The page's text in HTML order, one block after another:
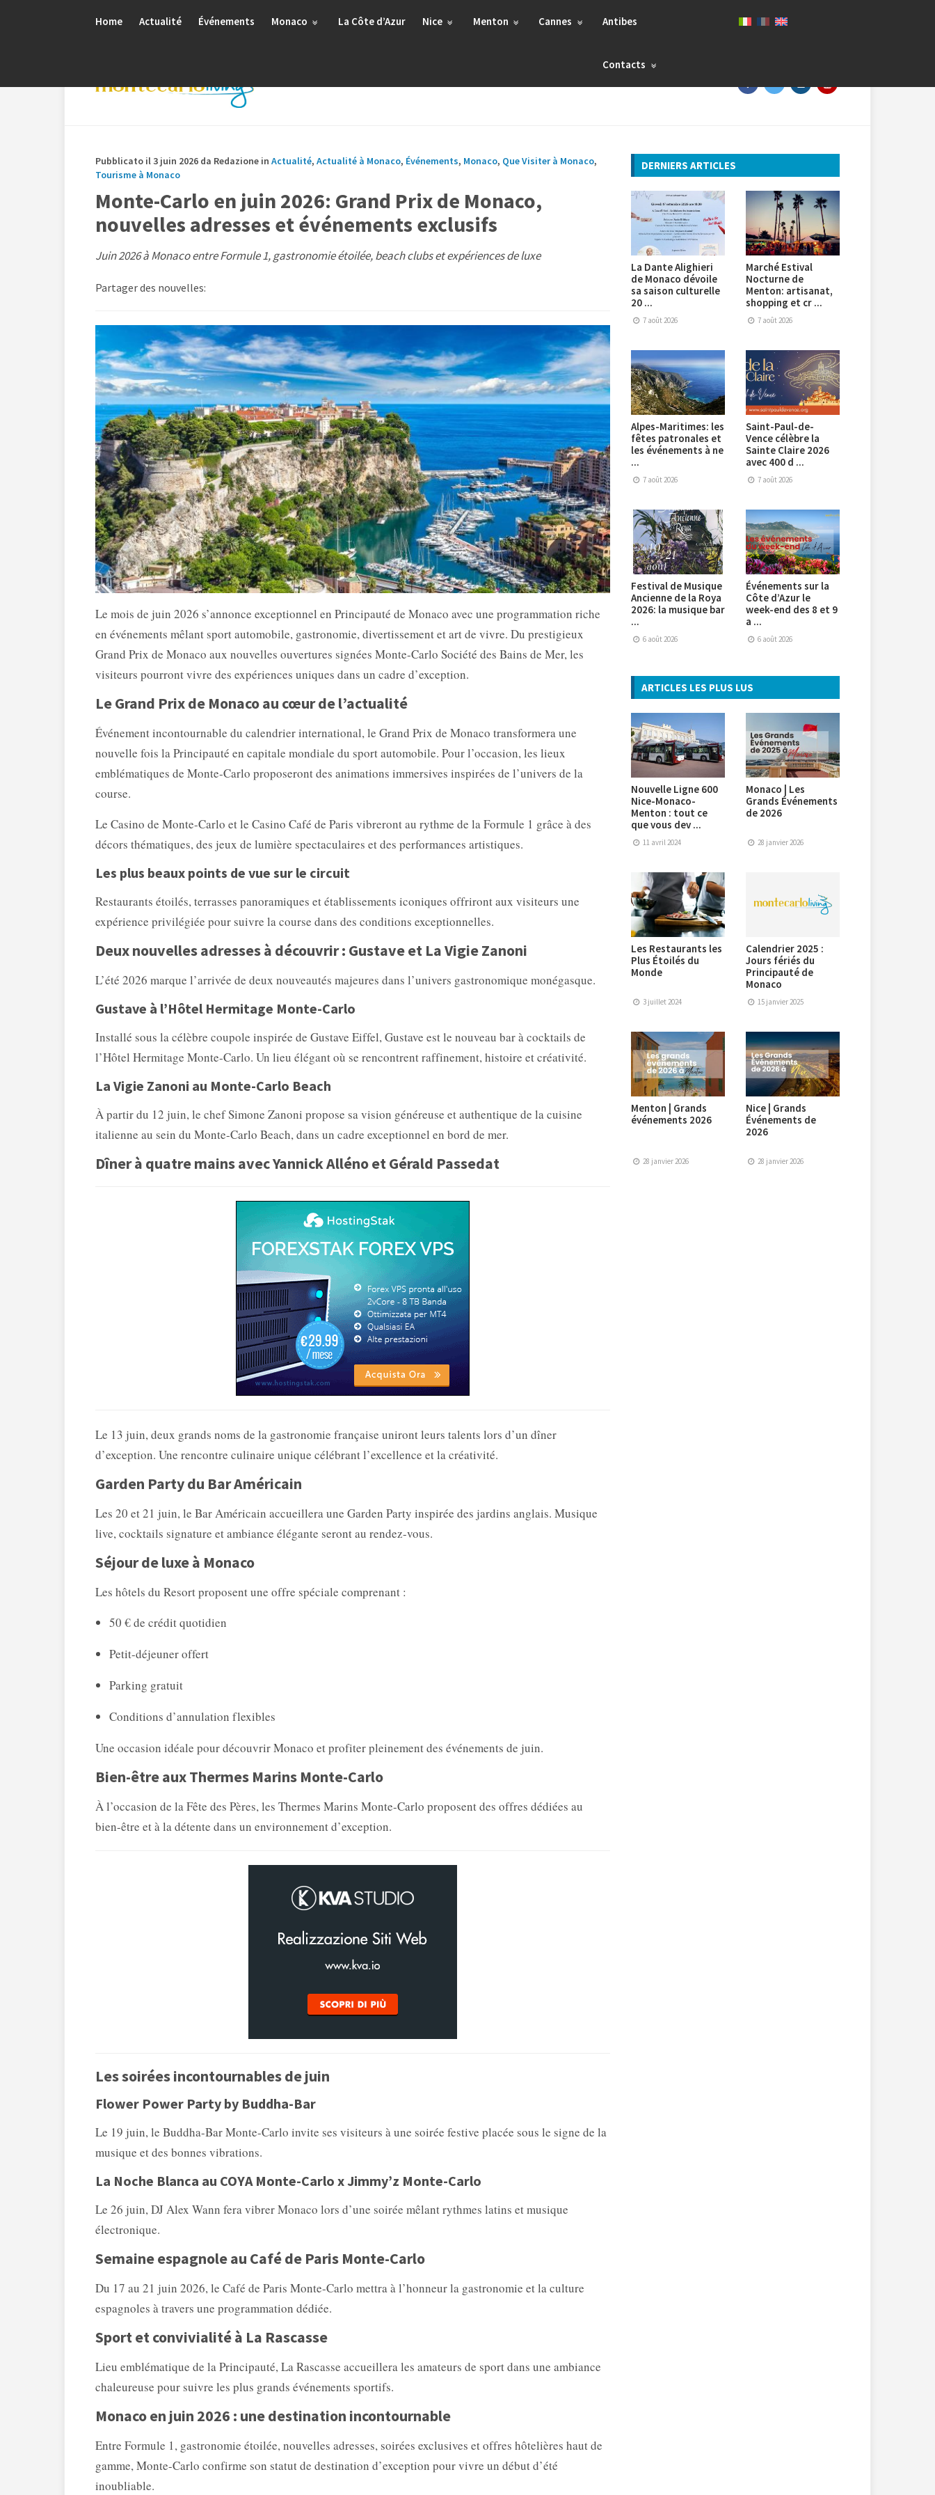
Home Actualité Événements Monaco La Côte d’Azur Nice Menton Cannes Antibes
Contacts
Pubblicato il 3 juin 2026 da Redazione in Actualité, Actualité à Monaco, Événements, Monaco, Que Visiter à Monaco,
Tourisme à Monaco
Monte-Carlo en juin 2026: Grand Prix de Monaco,
nouvelles adresses et événements exclusifs
Juin 2026 à Monaco entre Formule 1, gastronomie étoilée, beach clubs et expériences de luxe
Partager des nouvelles:
Le mois de juin 2026 s’annonce exceptionnel en Principauté de Monaco avec une programmation riche
en événements mêlant sport automobile, gastronomie, divertissement et art de vivre. Du prestigieux
Grand Prix de Monaco aux nouvelles ouvertures signées Monte-Carlo Société des Bains de Mer, les
visiteurs pourront vivre des expériences uniques dans un cadre d’exception.
Le Grand Prix de Monaco au cœur de l’actualité
Événement incontournable du calendrier international, le Grand Prix de Monaco transformera une
nouvelle fois la Principauté en capitale mondiale du sport automobile. Pour l’occasion, les lieux
emblématiques de Monte-Carlo proposeront des animations immersives inspirées de l’univers de la
course.
Le Casino de Monte-Carlo et le Casino Café de Paris vibreront au rythme de la Formule 1 grâce à des
décors thématiques, des jeux de lumière spectaculaires et des performances artistiques.
Les plus beaux points de vue sur le circuit
Restaurants étoilés, terrasses panoramiques et établissements iconiques offriront aux visiteurs une
expérience privilégiée pour suivre la course dans des conditions exceptionnelles.
Deux nouvelles adresses à découvrir : Gustave et La Vigie Zanoni
L’été 2026 marque l’arrivée de deux nouveautés majeures dans l’univers gastronomique monégasque.
Gustave à l’Hôtel Hermitage Monte-Carlo
Installé sous la célèbre coupole inspirée de Gustave Eiffel, Gustave est le nouveau bar à cocktails de
l’Hôtel Hermitage Monte-Carlo. Un lieu élégant où se rencontrent raffinement, histoire et créativité.
La Vigie Zanoni au Monte-Carlo Beach
À partir du 12 juin, le chef Simone Zanoni propose sa vision généreuse et authentique de la cuisine
italienne au sein du Monte-Carlo Beach, dans un cadre exceptionnel en bord de mer.
Dîner à quatre mains avec Yannick Alléno et Gérald Passedat
Le 13 juin, deux grands noms de la gastronomie française uniront leurs talents lors d’un dîner
d’exception. Une rencontre culinaire unique célébrant l’excellence et la créativité.
Garden Party du Bar Américain
Les 20 et 21 juin, le Bar Américain accueillera une Garden Party inspirée des jardins anglais. Musique
live, cocktails signature et ambiance élégante seront au rendez-vous.
Séjour de luxe à Monaco
Les hôtels du Resort proposent une offre spéciale comprenant :
50 € de crédit quotidien
Petit-déjeuner offert
Parking gratuit
Conditions d’annulation flexibles
Une occasion idéale pour découvrir Monaco et profiter pleinement des événements de juin.
Bien-être aux Thermes Marins Monte-Carlo
À l’occasion de la Fête des Pères, les Thermes Marins Monte-Carlo proposent des offres dédiées au
bien-être et à la détente dans un environnement d’exception.
Les soirées incontournables de juin
Flower Power Party by Buddha-Bar
Le 19 juin, le Buddha-Bar Monte-Carlo invite ses visiteurs à une soirée festive placée sous le signe de la
musique et des bonnes vibrations.
La Noche Blanca au COYA Monte-Carlo x Jimmy’z Monte-Carlo
Le 26 juin, DJ Alex Wann fera vibrer Monaco lors d’une soirée mêlant rythmes latins et musique
électronique.
Semaine espagnole au Café de Paris Monte-Carlo
Du 17 au 21 juin 2026, le Café de Paris Monte-Carlo mettra à l’honneur la gastronomie et la culture
espagnoles à travers une programmation dédiée.
Sport et convivialité à La Rascasse
Lieu emblématique de la Principauté, La Rascasse accueillera les amateurs de sport dans une ambiance
chaleureuse pour suivre les plus grands événements sportifs.
Monaco en juin 2026 : une destination incontournable
Entre Formule 1, gastronomie étoilée, nouvelles adresses, soirées exclusives et offres hôtelières haut de
gamme, Monte-Carlo confirme son statut de destination d’exception pour vivre un début d’été
inoubliable.
DERNIERS ARTICLES
La Dante Alighieri
de Monaco dévoile
sa saison culturelle
20 ...
7 août 2026
Marché Estival
Nocturne de
Menton: artisanat,
shopping et cr ...
7 août 2026
Alpes-Maritimes: les
fêtes patronales et
les événements à ne
...
7 août 2026
Saint-Paul-de-
Vence célèbre la
Sainte Claire 2026
avec 400 d ...
7 août 2026
Festival de Musique
Ancienne de la Roya
2026: la musique bar
...
6 août 2026
Événements sur la
Côte d’Azur le
week-end des 8 et 9
a ...
6 août 2026
ARTICLES LES PLUS LUS
Nouvelle Ligne 600
Nice-Monaco-
Menton : tout ce
que vous dev ...
11 avril 2024
Monaco | Les
Grands Événements
de 2026
28 janvier 2026
Les Restaurants les
Plus Étoilés du
Monde
3 juillet 2024
Calendrier 2025 :
Jours fériés du
Principauté de
Monaco
15 janvier 2025
Menton | Grands
événements 2026
28 janvier 2026
Nice | Grands
Événements de
2026
28 janvier 2026